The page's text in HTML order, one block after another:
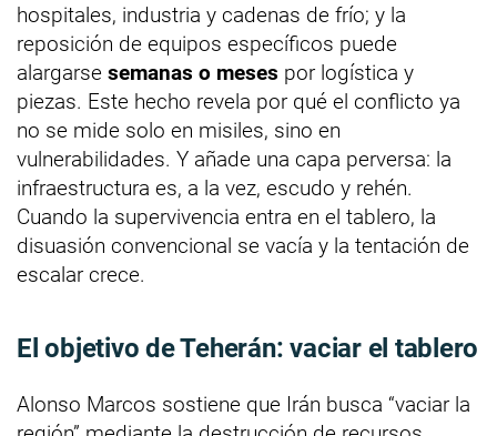
hospitales, industria y cadenas de frío; y la
reposición de equipos específicos puede
alargarse semanas o meses por logística y
piezas. Este hecho revela por qué el conflicto ya
no se mide solo en misiles, sino en
vulnerabilidades. Y añade una capa perversa: la
infraestructura es, a la vez, escudo y rehén.
Cuando la supervivencia entra en el tablero, la
disuasión convencional se vacía y la tentación de
escalar crece.
El objetivo de Teherán: vaciar el tablero
Alonso Marcos sostiene que Irán busca “vaciar la